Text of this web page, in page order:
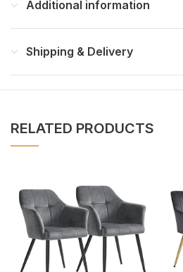
Additional information
Shipping & Delivery
RELATED PRODUCTS